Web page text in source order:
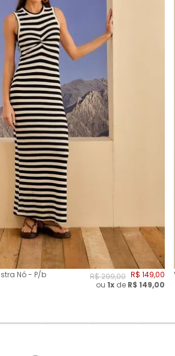
Nó - P/b R$299,00 R$ 149,00
ou1x de R$149,00